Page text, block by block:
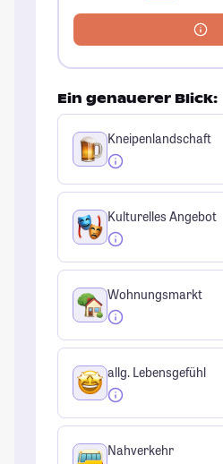
Ein genauerer Blick:
Kneipenlandschaft
Kulturelles Angebot
Wohnungsmarkt
allg. Lebensgefühl
Nahverkehr